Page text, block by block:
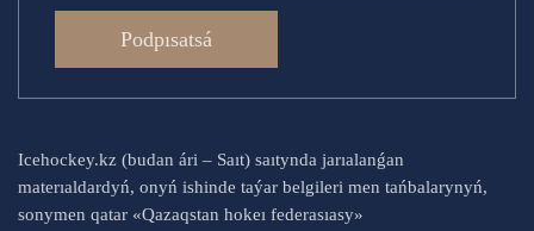
Podpısatsá
Icehockey.kz (budan ári – Saıt) saıtynda jarıalanǵan
materıaldardyń, onyń ishinde taýar belgileri men tańbalarynyń,
sonymen qatar «Qazaqstan hokeı federasıasy»